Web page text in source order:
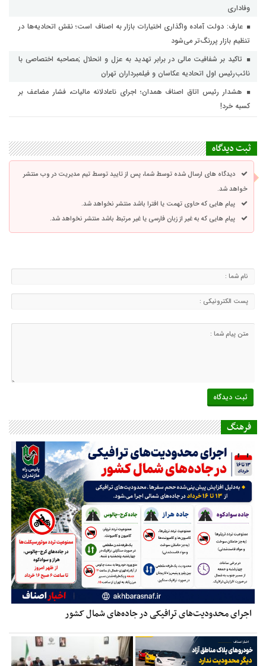
وفاداری
عارف: دولت آماده واگذاری اختیارات بازار به اصناف است؛ نقش اتحادیه‌ها در
تنظیم بازار پررنگ‌تر می‌شود
تاکید بر شفافیت مالی در برابر تهدید به عزل و انحلال ;مصاحبه اختصاصی با
نائب‌رئیس اول اتحادیه عکاسان و فیلمبرداران تهران
هشدار رئیس اتاق اصناف همدان؛ اجرای ناعادلانه مالیات، فشار مضاعف بر
کسبه خرد!
ثبت دیدگاه
دیدگاه های ارسال شده توسط شما، پس از تایید توسط تیم مدیریت در وب منتشر
خواهد شد.
پیام هایی که حاوی تهمت یا افترا باشد منتشر نخواهد شد.
پیام هایی که به غیر از زبان فارسی یا غیر مرتبط باشد منتشر نخواهد شد.
فرهنگ
اجرای محدودیت‌های ترافیکی در جاده‌های شمال کشور